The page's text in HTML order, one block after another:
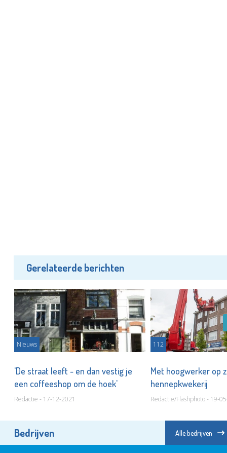
Gerelateerde berichten
Nieuws
'De straat leeft - en dan vestig je
een coffeeshop om de hoek'
Redactie - 17-12-2021
112
Met hoogwerker op
hennepkwekerij
Redactie/Flashphoto - 19-
Bedrijven Alle bedrijven